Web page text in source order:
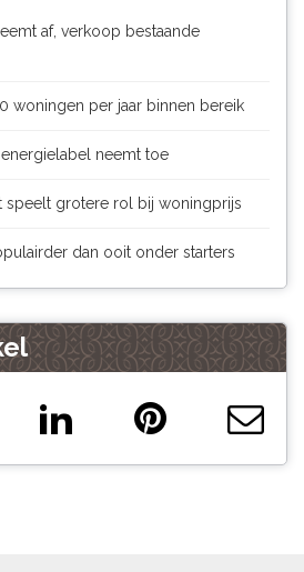
af, verkoop bestaande
woningen per jaar binnen bereik
neemt toe
speelt grotere rol bij woningprijs
dan ooit onder starters